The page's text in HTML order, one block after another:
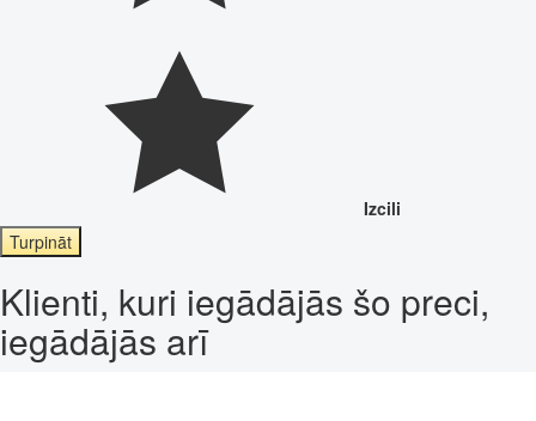
Izcili
Turpināt
Klienti, kuri iegādājās šo preci,
iegādājās arī